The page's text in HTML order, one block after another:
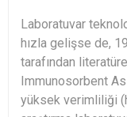
Laboratuvar
hızla gelişse de,
tarafından
Immunosorbent
yüksek verimliliği